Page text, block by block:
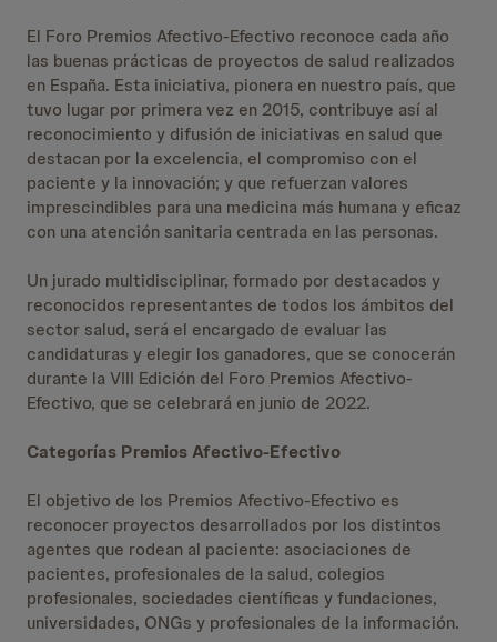
El Foro Premios Afectivo-Efectivo reconoce cada año
las buenas prácticas de proyectos de salud realizados
en España. Esta iniciativa, pionera en nuestro país, que
tuvo lugar por primera vez en 2015, contribuye así al
reconocimiento y difusión de iniciativas en salud que
destacan por la excelencia, el compromiso con el
paciente y la innovación; y que refuerzan valores
imprescindibles para una medicina más humana y eficaz
con una atención sanitaria centrada en las personas.
Un jurado multidisciplinar, formado por destacados y
reconocidos representantes de todos los ámbitos del
sector salud, será el encargado de evaluar las
candidaturas y elegir los ganadores, que se conocerán
durante la VIII Edición del Foro Premios Afectivo-
Efectivo, que se celebrará en junio de 2022.
Categorías Premios Afectivo-Efectivo
El objetivo de los Premios Afectivo-Efectivo es
reconocer proyectos desarrollados por los distintos
agentes que rodean al paciente: asociaciones de
pacientes, profesionales de la salud, colegios
profesionales, sociedades científicas y fundaciones,
universidades, ONGs y profesionales de la información.